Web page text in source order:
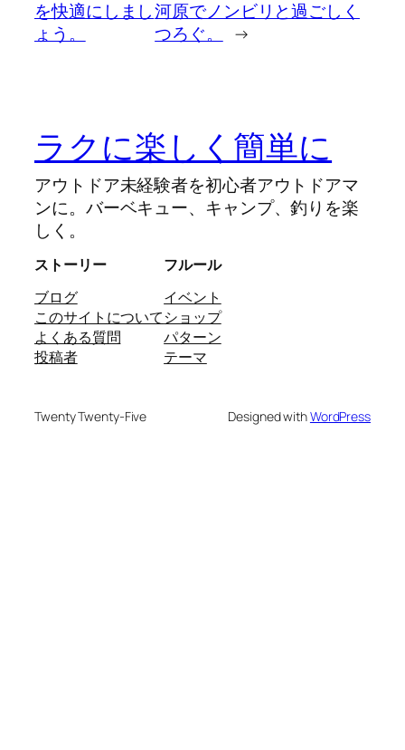
を快適にしまし
ょう。
河原でノンビリと過ごしく
つろぐ。
→
ラクに楽しく簡単に
アウトドア未経験者を初心者アウトドアマ
ンに。バーベキュー、キャンプ、釣りを楽
しく。
ストーリー
ブログ
このサイトについて
よくある質問
投稿者
フルール
イベント
ショップ
パターン
テーマ
Twenty Twenty-Five Designed withWordPress